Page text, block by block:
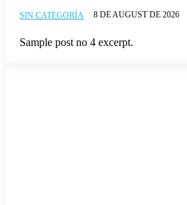
SIN CATEGORÍA 8 DE AUGUST DE 2026
Sample post no 4 excerpt.